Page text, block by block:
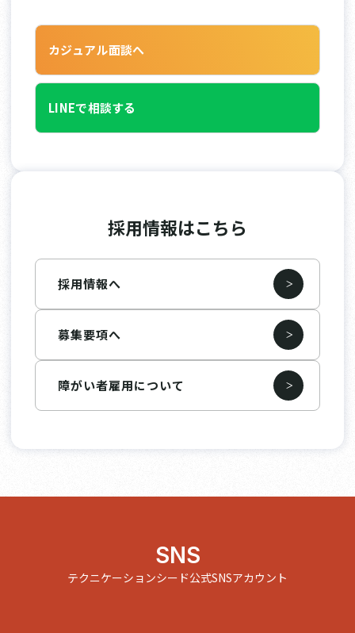
カジュアル面談へ
LINEで相談する
採用情報はこちら
採用情報へ
募集要項へ
障がい者雇用について
SNS
テクニケーションシード公式SNSアカウント